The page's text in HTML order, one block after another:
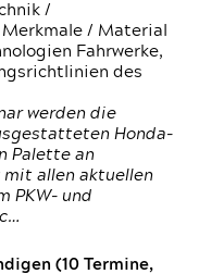
/
/ Material
Fahrwerke,
des
werden die
Honda-
Palette an
allen aktuellen
PKW- und
(10 Termine,